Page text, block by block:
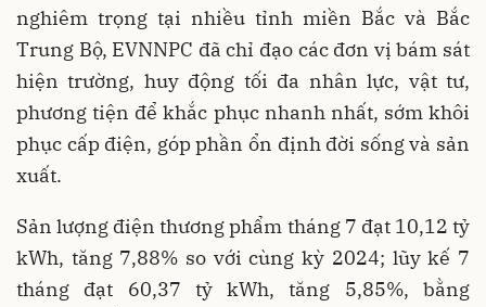
nghiêm trọng tại nhiều tỉnh miền Bắc và Bắc
Trung Bộ, EVNNPC đã chỉ đạo các đơn vị bám sát
hiện trường, huy động tối đa nhân lực, vật tư,
phương tiện để khắc phục nhanh nhất, sớm khôi
phục cấp điện, góp phần ổn định đời sống và sản
xuất.
Sản lượng điện thương phẩm tháng 7 đạt 10,12 tỷ
kWh, tăng 7,88% so với cùng kỳ 2024; lũy kế 7
tháng đạt 60,37 tỷ kWh, tăng 5,85%, bằng